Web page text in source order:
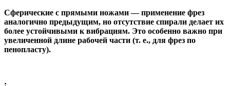
Сферические с прямыми ножами— применение фрез
аналогично предыдущим, но отсутствие спирали делает их
более устойчивыми к вибрациям. Это особенно важно при
увеличенной длине рабочей части (т. е., для фрез по
пенопласту).
: